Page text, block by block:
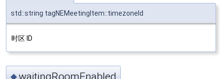
std::string tagNEMeetingItem::timezoneId
时区 ID
◆waitingRoomEnabled